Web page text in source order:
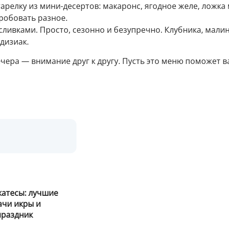
из мини-десертов: макаронс, ягодное желе,
разное.
Просто, сезонно и безупречно. Клубника,
— внимание друг к другу. Пусть это меню поможет
лучшие
икры и